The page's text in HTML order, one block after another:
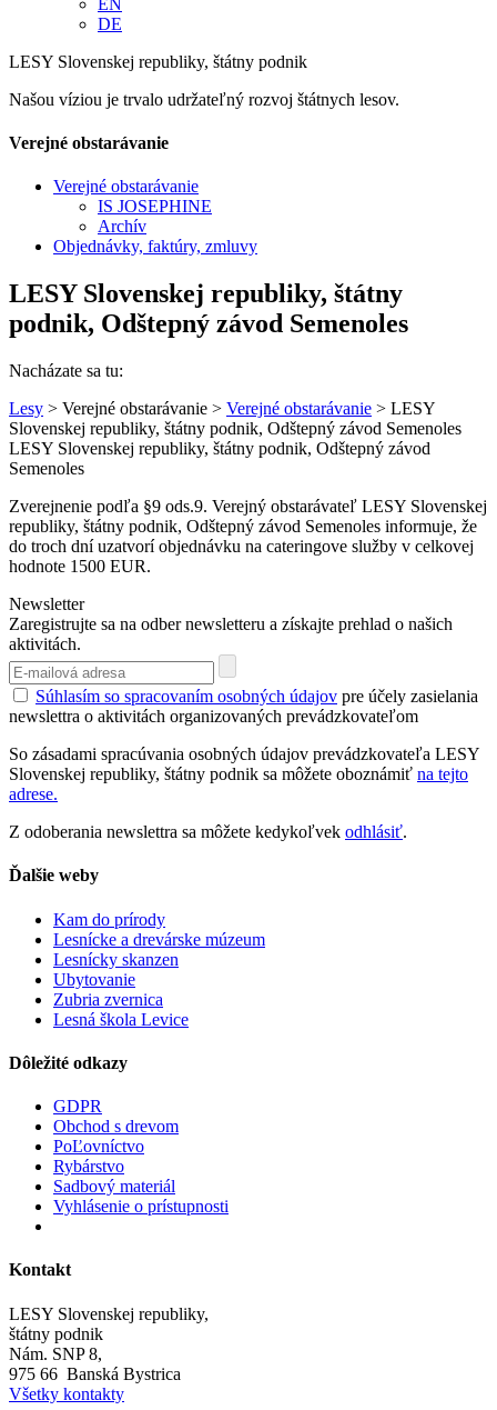
DE
LESY Slovenskej republiky, štátny podnik
Našou víziou je trvalo udržateľný rozvoj štátnych lesov.
Verejné obstarávanie
Verejné obstarávanie
IS JOSEPHINE
Archív
Objednávky, faktúry, zmluvy
LESY Slovenskej republiky, štátny
podnik, Odštepný závod Semenoles
Nacházate sa tu:
Lesy > Verejné obstarávanie > Verejné obstarávanie > LESY
Slovenskej republiky, štátny podnik, Odštepný závod Semenoles
LESY Slovenskej republiky, štátny podnik, Odštepný závod
Semenoles
Zverejnenie podľa §9 ods.9. Verejný obstarávateľ LESY Slovenskej
republiky, štátny podnik, Odštepný závod Semenoles informuje, že
do troch dní uzatvorí objednávku na cateringove služby v celkovej
hodnote 1500 EUR.
Newsletter
Zaregistrujte sa na odber newsletteru a získajte prehlad o našich
aktivitách.
Súhlasím so spracovaním osobných údajov pre účely zasielania
newslettra o aktivitách organizovaných prevádzkovateľom
So zásadami spracúvania osobných údajov prevádzkovateľa LESY
Slovenskej republiky, štátny podnik sa môžete oboznámiť na tejto
adrese.
Z odoberania newslettra sa môžete kedykoľvek odhlásiť.
Ďalšie weby
Kam do prírody
Lesnícke a drevárske múzeum
Lesnícky skanzen
Ubytovanie
Zubria zvernica
Lesná škola Levice
Dôležité odkazy
GDPR
Obchod s drevom
PoĽovníctvo
Rybárstvo
Sadbový materiál
Vyhlásenie o prístupnosti
Kontakt
LESY Slovenskej republiky,
štátny podnik
Nám. SNP 8,
975 66 Banská Bystrica
Všetky kontakty